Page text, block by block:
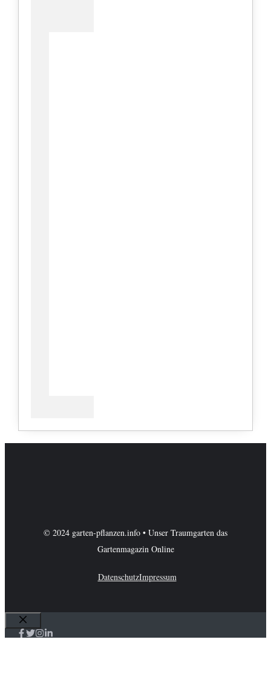
© 2024 garten-pflanzen.info • Unser Traumgarten das
Gartenmagazin Online
DatenschutzImpressum
Schließen